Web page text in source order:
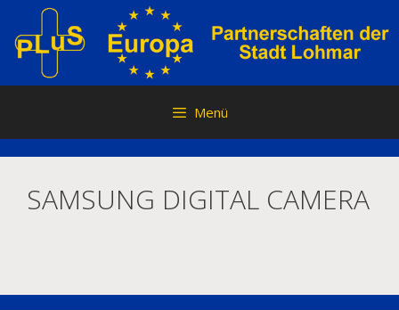
Inhalt
springen
Menü
SAMSUNG DIGITAL CAMERA